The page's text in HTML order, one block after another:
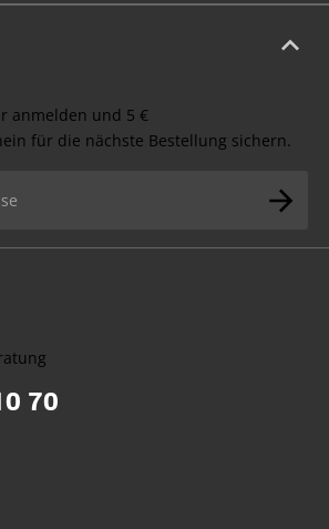
anmelden und 5 €
für die nächste Bestellung sichern.
70